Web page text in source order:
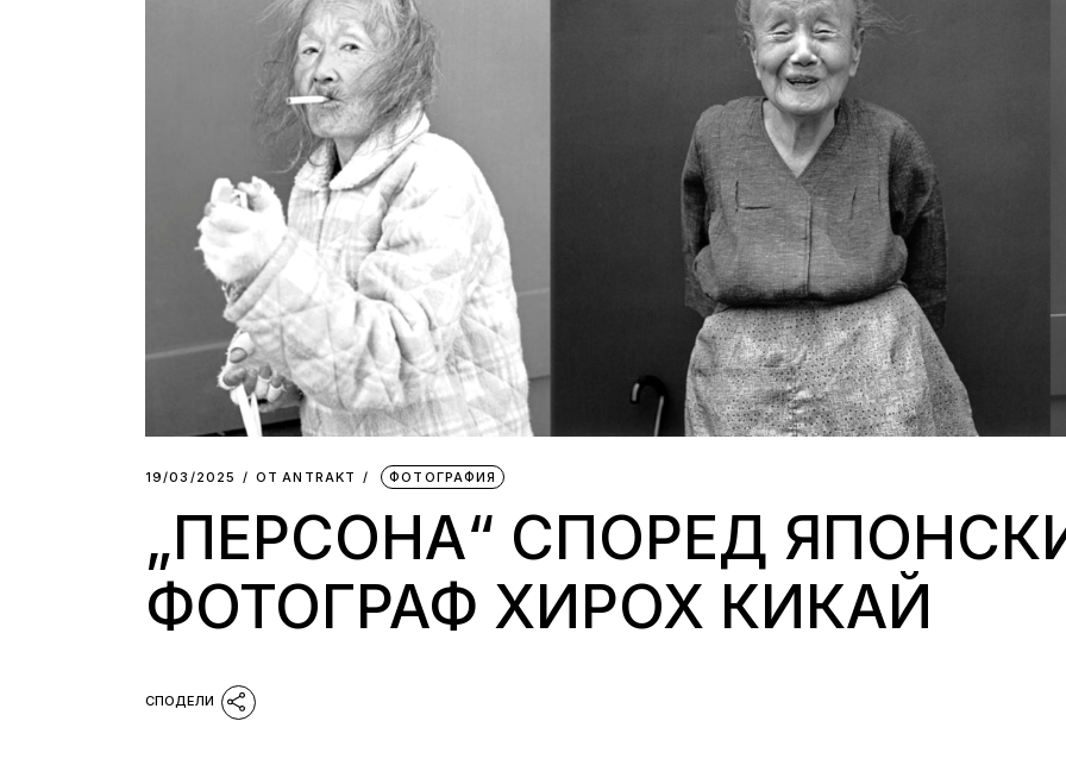
19/03/2025 ОТ АNTRAKT ФОТОГРАФИЯ
„ПЕРСОНА“ СПОРЕД
ФОТОГРАФ ХИРОХ КИКАЙ